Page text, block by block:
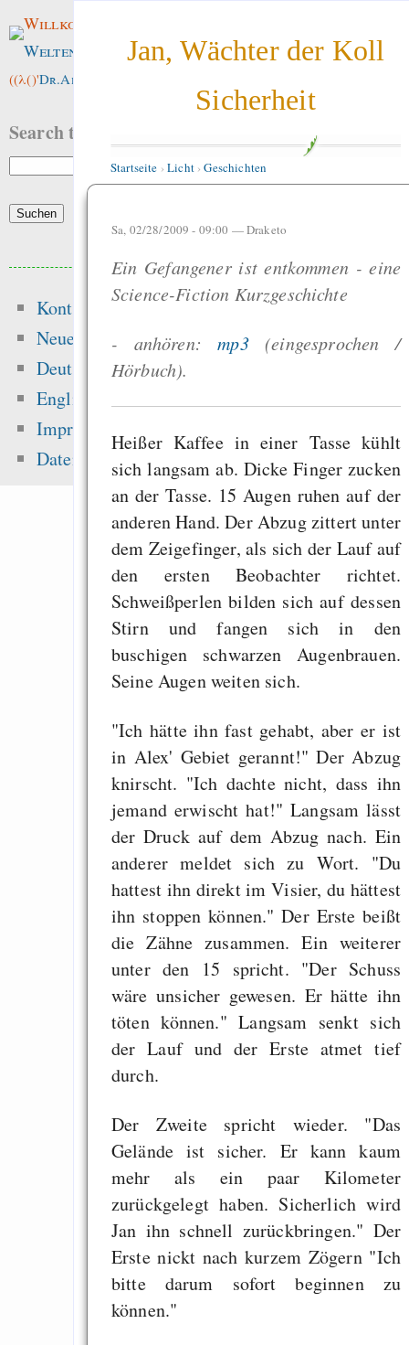
Jan, Wächter der Koll
Sicherheit
Startseite ›Licht›Geschichten
Sa, 02/28/2009 - 09:00 —Draketo
Ein Gefangener ist entkommen - eine
Science-Fiction Kurzgeschichte
- anhören:mp3(eingesprochen /
Hörbuch).
Heißer Kaffee in einer Tasse kühlt
sich langsam ab. Dicke Finger zucken
an der Tasse. 15 Augen ruhen auf der
anderen Hand. Der Abzug zittert unter
dem Zeigefinger, als sich der Lauf auf
den ersten Beobachter richtet.
Schweißperlen bilden sich auf dessen
Stirn und fangen sich in den
buschigen schwarzen Augenbrauen.
Seine Augen weiten sich.
"Ich hätte ihn fast gehabt, aber er ist
in Alex' Gebiet gerannt!" Der Abzug
knirscht. "Ich dachte nicht, dass ihn
jemand erwischt hat!" Langsam lässt
der Druck auf dem Abzug nach. Ein
anderer meldet sich zu Wort. "Du
hattest ihn direkt im Visier, du hättest
ihn stoppen können." Der Erste beißt
die Zähne zusammen. Ein weiterer
unter den 15 spricht. "Der Schuss
wäre unsicher gewesen. Er hätte ihn
töten können." Langsam senkt sich
der Lauf und der Erste atmet tief
durch.
Der Zweite spricht wieder. "Das
Gelände ist sicher. Er kann kaum
mehr als ein paar Kilometer
zurückgelegt haben. Sicherlich wird
Jan ihn schnell zurückbringen." Der
Erste nickt nach kurzem Zögern "Ich
bitte darum sofort beginnen zu
können."
Willkommen im
Weltenwald
((λ()'Dr.ArneBab
Search this site:
Kontakt
Neue Inhalte
Deutsch
English
Impressum
Datenschutz
Beliebte Inhalte
superstorms”
Songs
Die erste Million
schwerste: Der
Fehler
Wirtschaftssystems
Motivation and
Geschichten
Simple positive trust
with threshholds
Install and setup
on GNU/Linux
Woran erkenne ich
/ i2phex, ob ich
unterwegs bin?
Draketo neu: Beiträge
Nebelfest -
Curb impacts
programming to
EU sovereignty
Es gibt Fakten